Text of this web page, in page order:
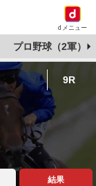
dメニュー
プロ野球（2軍）
9R
結果